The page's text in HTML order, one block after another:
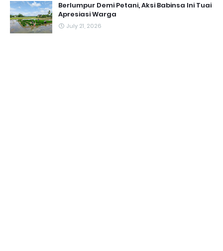
Berlumpur Demi Petani, Aksi Babinsa Ini Tuai
Apresiasi Warga
July 21, 2026